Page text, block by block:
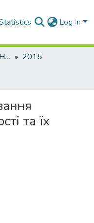
Log In
МАТЕРІАЛИ КОНФЕРЕНЦІЙ
2015
та їх